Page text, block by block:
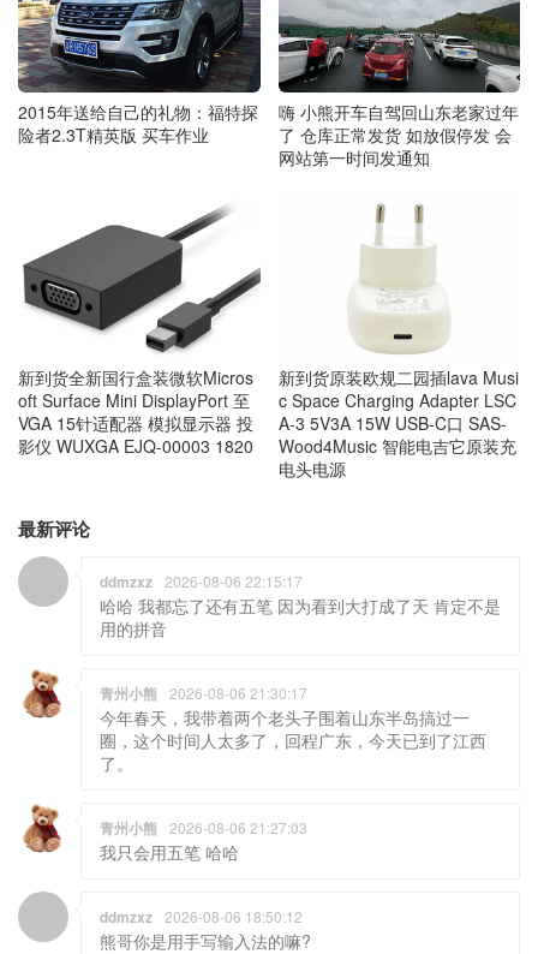
2015年送给自己的礼物：福特探
险者2.3T精英版 买车作业
嗨 小熊开车自驾回山东老家过年
了 仓库正常发货 如放假停发 会
网站第一时间发通知
新到货全新国行盒装微软Micros
oft Surface Mini DisplayPort 至
VGA 15针适配器 模拟显示器 投
影仪 WUXGA EJQ-00003 1820
新到货原装欧规二园插lava Musi
c Space Charging Adapter LSC
A-3 5V3A 15W USB-C口 SAS-
Wood4Music 智能电吉它原装充
电头电源
最新评论
ddmzxz 2026-08-06 22:15:17
哈哈 我都忘了还有五笔 因为看到大打成了天 肯定不是
用的拼音
青州小熊 2026-08-06 21:30:17
今年春天，我带着两个老头子围着山东半岛搞过一
圈，这个时间人太多了，回程广东，今天已到了江西
了。
青州小熊 2026-08-06 21:27:03
我只会用五笔 哈哈
ddmzxz 2026-08-06 18:50:12
熊哥你是用手写输入法的嘛?